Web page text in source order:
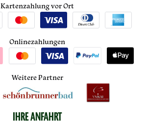
Kartenzahlung vor Ort
Onlinezahlungen
Weitere Partner
IHRE ANFAHRT